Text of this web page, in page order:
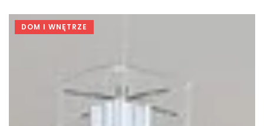
DOM I WNĘTRZE